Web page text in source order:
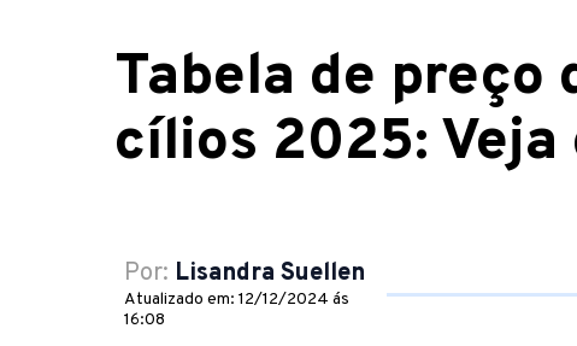
Tabela de preço
cílios 2025:
Por: Lisandra Suellen
Atualizado em: 12/12/2024 ás
16:08